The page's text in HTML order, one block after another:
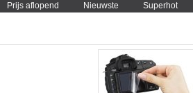
Prijs aflopend Nieuwste Superhot